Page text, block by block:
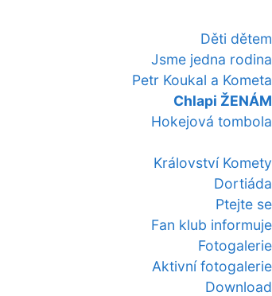
Děti dětem
Jsme jedna rodina
Petr Koukal a Kometa
Chlapi ŽENÁM
Hokejová tombola
Království Komety
Dortiáda
Ptejte se
Fan klub informuje
Fotogalerie
Aktivní fotogalerie
Download